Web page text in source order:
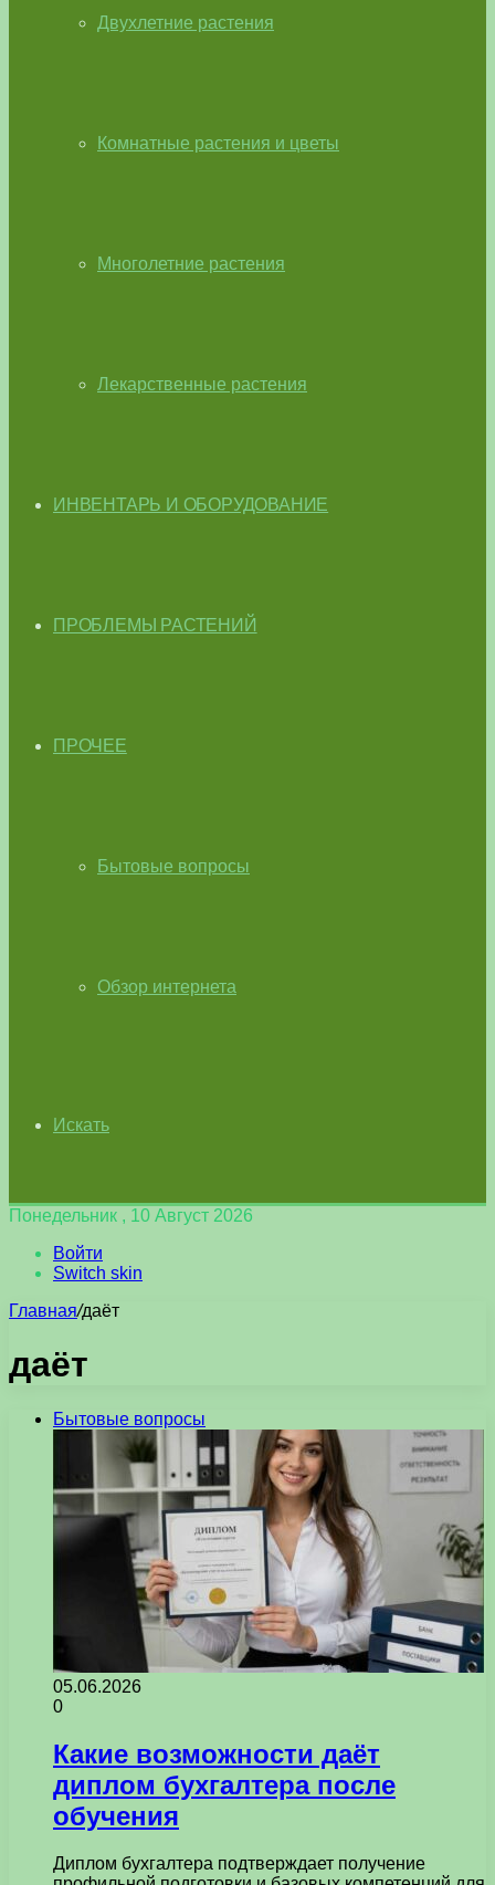
Двухлетние растения
Комнатные растения и цветы
Многолетние растения
Лекарственные растения
ИНВЕНТАРЬ И ОБОРУДОВАНИЕ
ПРОБЛЕМЫ РАСТЕНИЙ
ПРОЧЕЕ
Бытовые вопросы
Обзор интернета
Искать
Понедельник , 10 Август 2026
Войти
Switch skin
Главная/даёт
даёт
Бытовые вопросы
05.06.2026
0
Какие возможности даёт
диплом бухгалтера после
обучения
Диплом бухгалтера подтверждает получение